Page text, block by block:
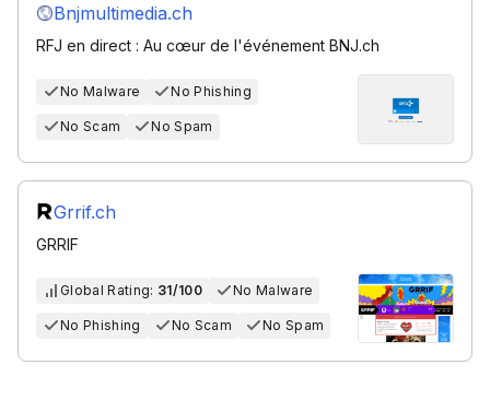
Bnjmultimedia.ch
RFJ en direct : Au cœur de l'événement BNJ.ch
No Malware No Phishing
No Scam No Spam
Grrif.ch
GRRIF
Global Rating: 31/100 No Malware
No Phishing No Scam No Spam